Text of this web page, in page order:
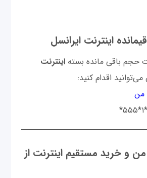
اینترنت ایرانسل
حجم باقی مانده بستهاینترنت
‌ من
من و خرید مستقیم اینترنت از